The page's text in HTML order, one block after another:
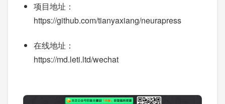
项目地址：
https://github.com/tianyaxiang/neurapress
在线地址：
https://md.leti.ltd/wechat